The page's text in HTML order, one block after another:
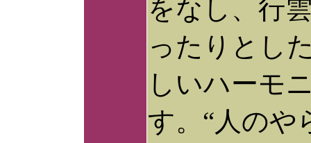
をなし、行
ったりとし
しいハーモ
す。“人のや